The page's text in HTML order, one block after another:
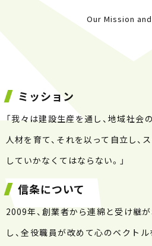
Our Mission
ミッション
「我々は建設生産を通し、地域社会
人材を育て、それを以って自立し、
していかなくてはならない。」
信条について
2009年、創業者から連綿と受け継
し、全役職員が改めて心のベクト